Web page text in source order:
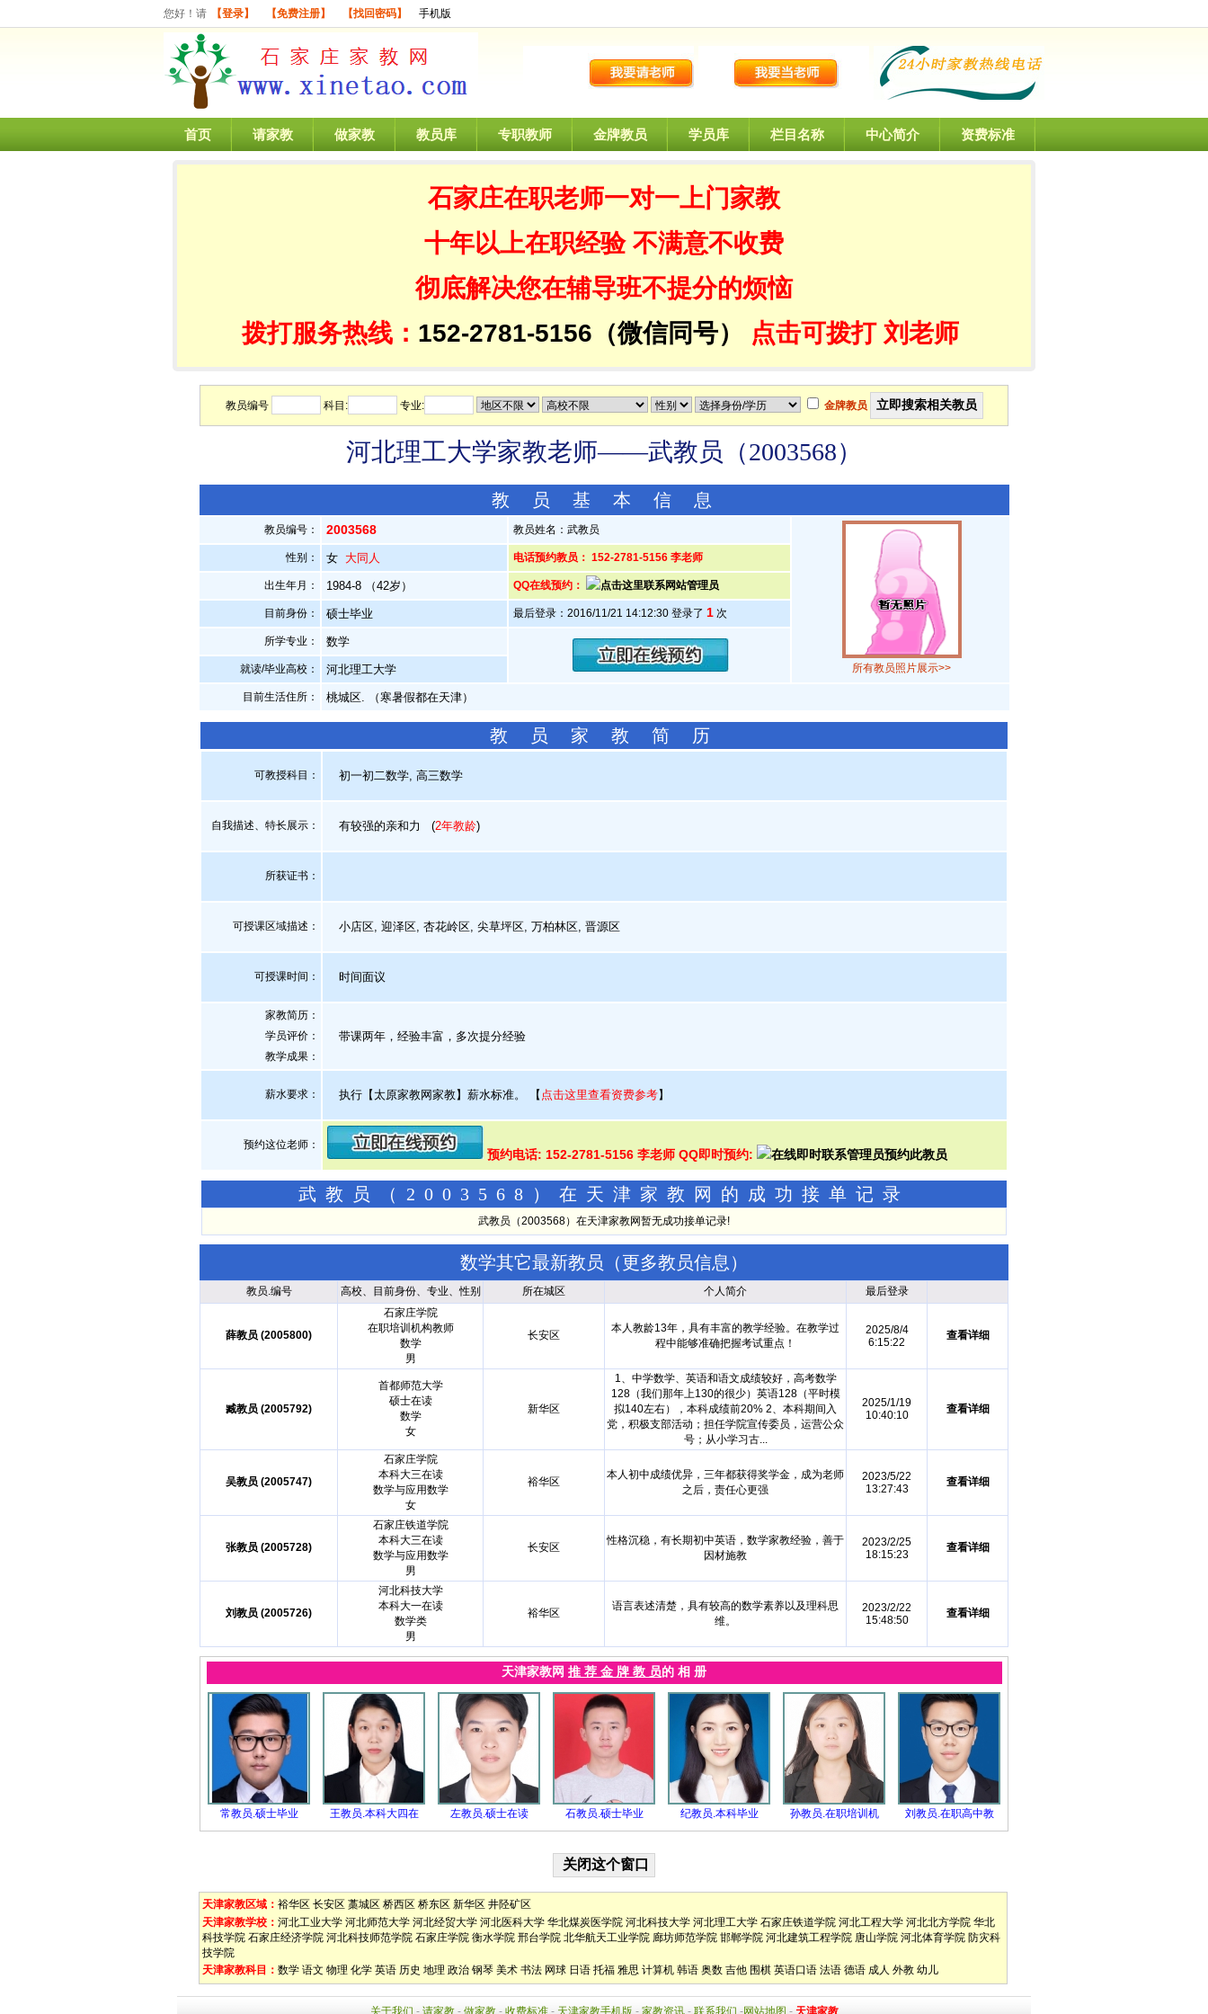
您好！请 【登录】 【免费注册】 【找回密码】 手机版
首页 请家教 做家教 教员库 专职教师 金牌教员 学员库 栏目名称 中心简介 资费标准
石家庄在职老师一对一上门家教
十年以上在职经验 不满意不收费
彻底解决您在辅导班不提分的烦恼
拨打服务热线： 152-2781-5156（微信同号） 点击可拨打 刘老师
教员编号 科目: 专业: 金牌教员
河北理工大学家教老师——武教员（2003568）
教 员 基 本 信 息
教员编号： 2003568 教员姓名：武教员
所有教员照片展示>>
性别： 女 大同人 电话预约教员： 152-2781-5156 李老师
出生年月： 1984-8 （42岁） QQ在线预约：
目前身份： 硕士毕业 最后登录：2016/11/21 14:12:30 登录了 1次
所学专业： 数学
就读/毕业高校： 河北理工大学
目前生活住所： 桃城区. （寒暑假都在天津）
教 员 家 教 简 历
可教授科目： 初一初二数学, 高三数学
自我描述、特长展示 ： 有较强的亲和力 (2年教龄)
所获证书 ：
可授课区域描述： 小店区, 迎泽区, 杏花岭区, 尖草坪区, 万柏林区, 晋源区
可授课时间： 时间面议
家教简历：
学员评价：
教学成果：
带课两年，经验丰富，多次提分经验
薪水要求： 执行【太原家教网家教】薪水标准。 【 点击这里查看资费参考】
预约这位老师：
预约电话: 152-2781-5156 李老师 QQ即时预约:
武教员（2003568）在天津家教网的成功接单记录
武教员（2003568）在天津家教网暂无成功接单记录!
数学其它最新教员（更多教员信息 ）
教员.编号 高校、目前身份、专业、性别 所在城区 个人简介 最后登录
薛教员 (2005800)
石家庄学院
在职培训机构教师
数学
男
长安区
本人教龄13年，具有丰富的教学经验。在教学过
程中能够准确把握考试重点！
2025/8/4
6:15:22
查看详细
臧教员 (2005792)
首都师范大学
硕士在读
数学
女
新华区
1、中学数学、英语和语文成绩较好，高考数学
128（我们那年上130的很少）英语128（平时模
拟140左右），本科成绩前20% 2、本科期间入
党，积极支部活动；担任学院宣传委员，运营公众
号；从小学习古...
2025/1/19
10:40:10
查看详细
吴教员 (2005747)
石家庄学院
本科大三在读
数学与应用数学
女
裕华区
本人初中成绩优异，三年都获得奖学金，成为老师
之后，责任心更强
2023/5/22
13:27:43
查看详细
张教员 (2005728)
石家庄铁道学院
本科大三在读
数学与应用数学
男
长安区
性格沉稳，有长期初中英语，数学家教经验，善于
因材施教
2023/2/25
18:15:23
查看详细
刘教员 (2005726)
河北科技大学
本科大一在读
数学类
男
裕华区
语言表述清楚，具有较高的数学素养以及理科思
维。
2023/2/22
15:48:50
查看详细
天津家教网 推 荐 金 牌 教 员的 相 册
常教员.硕士毕业 王教员.本科大四在 左教员.硕士在读 石教员.硕士毕业 纪教员.本科毕业 孙教员.在职培训机 刘教员.在职高中教
天津家教区域： 裕华区 长安区 藁城区 桥西区 桥东区 新华区 井陉矿区
天津家教学校： 河北工业大学 河北师范大学 河北经贸大学 河北医科大学 华北煤炭医学院 河北科技大学 河北理工大学 石家庄铁道学院 河北工程大学 河北北方学院 华北
科技学院 石家庄经济学院 河北科技师范学院 石家庄学院 衡水学院 邢台学院 北华航天工业学院 廊坊师范学院 邯郸学院 河北建筑工程学院 唐山学院 河北体育学院 防灾科
技学院
天津家教科目： 数学 语文 物理 化学 英语 历史 地理 政治 钢琴 美术 书法 网球 日语 托福 雅思 计算机 韩语 奥数 吉他 围棋 英语口语 法语 德语 成人 外教 幼儿
关于我们 - 请家教- 做家教- 收费标准- 天津家教手机版 - 家教资讯- 联系我们 -网站地图 - 天津家教